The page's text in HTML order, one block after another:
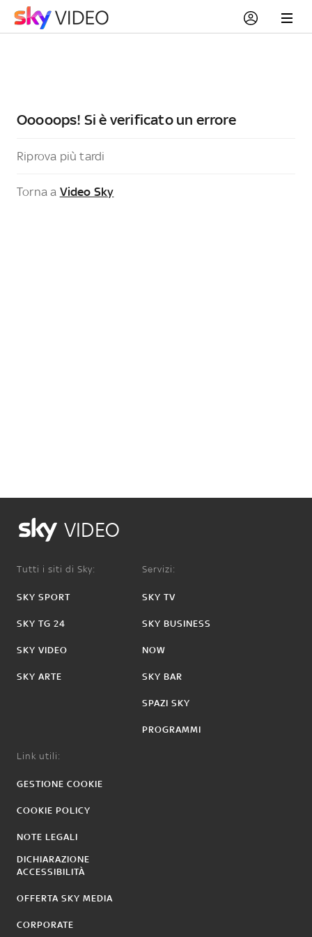
Ooooops! Si è verificato un errore
Riprova più tardi
Torna a Video Sky
VIDEO
Tutti i siti di Sky:
SKY SPORT
SKY TG 24
SKY VIDEO
SKY ARTE
Servizi:
SKY TV
SKY BUSINESS
NOW
SKY BAR
SPAZI SKY
PROGRAMMI
Link utili:
GESTIONE COOKIE
COOKIE POLICY
NOTE LEGALI
DICHIARAZIONE
ACCESSIBILITÀ
OFFERTA SKY MEDIA
CORPORATE